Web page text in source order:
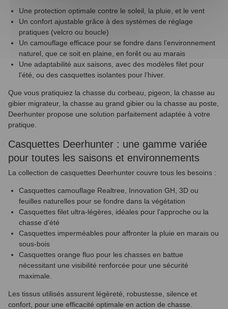
(1 avis)
Une protection optimale contre le soleil, la pluie, et le vent
Un confort ajustable grâce à des systèmes de réglage
pratiques (velcro ou boucle)
Un camouflage efficace pour se fondre dans l’environnement
naturel, que ce soit en plaine, en forêt ou au marais
Une adaptabilité aux saisons, avec des modèles filet pour
l'été, ou des casquettes isolantes pour l’hiver.
Que vous pratiquiez la chasse du corbeau, pigeon, la chasse au
gibier migrateur, la chasse au grand gibier ou la chasse au poste,
Deerhunter propose une solution parfaitement adaptée à votre
pratique.
Casquettes Deerhunter : une gamme variée
pour toutes les saisons et environnements
La collection de casquettes Deerhunter couvre tous les besoins :
Casquettes camouflage Realtree, Innovation GH, 3D ou
feuilles naturelles pour se fondre dans la végétation
Casquettes filet ultra-légères, idéales pour l'approche ou la
chasse d'été
Casquettes imperméables pour affronter la pluie en marais ou
sous-bois
Casquettes orange fluo pour les chasses en battue
nécessitant une visibilité renforcée pour une sécurité
maximale.
Les tissus utilisés assurent légèreté, robustesse, silence et
confort, pour une efficacité optimale en action de chasse.